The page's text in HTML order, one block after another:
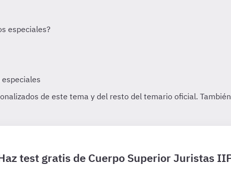
test gratis de Cuerpo Superior Juristas